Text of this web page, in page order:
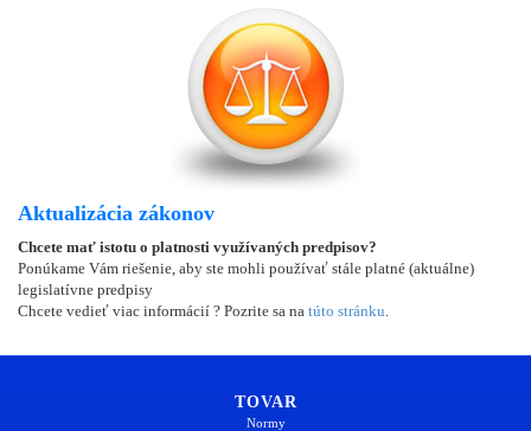
Aktualizácia zákonov
Chcete mať istotu o platnosti využívaných predpisov?
Ponúkame Vám riešenie, aby ste mohli používať stále platné (aktuálne)
legislatívne predpisy
Chcete vedieť viac informácií ? Pozrite sa na túto stránku
TOVAR
Normy